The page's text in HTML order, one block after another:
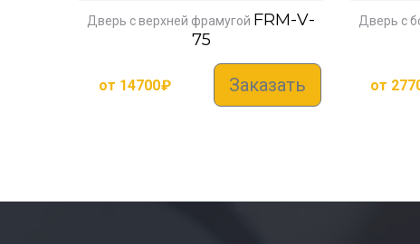
Дверь с верхней фрамугой FRM-V-
75
от 14700₽ Заказать
Дверь с
от